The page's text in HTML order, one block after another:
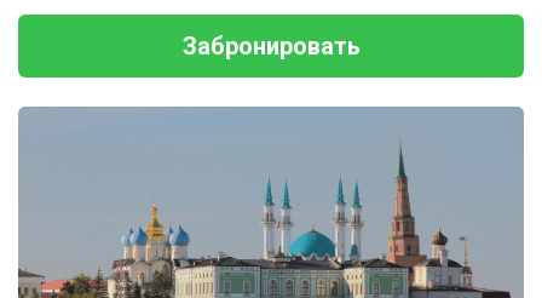
Забронировать